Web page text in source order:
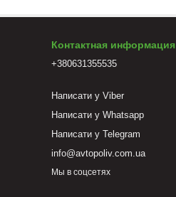
Контактная информация
+380631355535
Написати у Viber
Написати у Whatsapp
Написати у Telegram
info@avtopoliv.com.ua
Мы в соцсетях